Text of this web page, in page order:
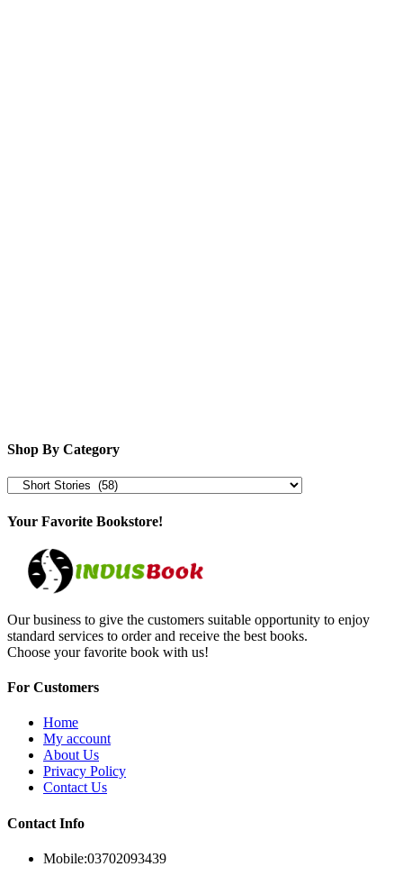
Shop By Category
Your Favorite Bookstore!
Our business to give the customers suitable opportunity to enjoy
standard services to order and receive the best books.
Choose your favorite book with us!
For Customers
Home
My account
About Us
Privacy Policy
Contact Us
Contact Info
Mobile:03702093439